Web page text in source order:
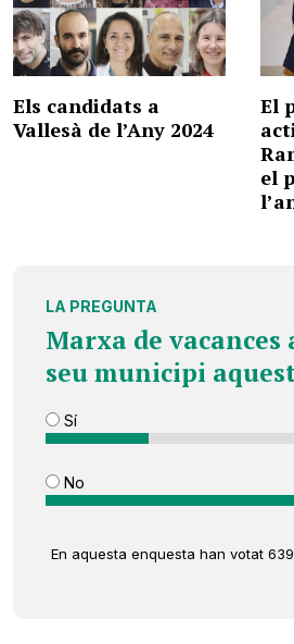
Els candidats a
Vallesà de l’Any 2024
El
el
LA PREGUNTA
Marxa de vacances
seu municipi
Sí
No
En aquesta enquesta han votat